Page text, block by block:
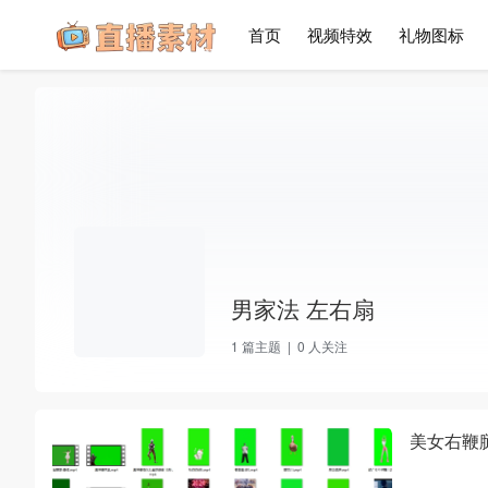
首页 视频特效 礼物图标
男家法 左右扇
1 篇主题 | 0 人关注
美女右鞭